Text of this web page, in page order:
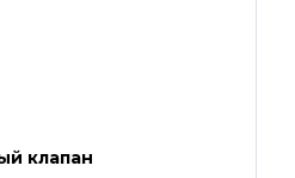
клапан